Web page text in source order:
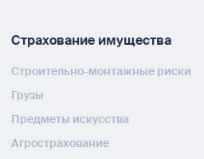
Страхование имущества
Строительно-монтажные риски
Грузы
Предметы искусства
Агрострахование